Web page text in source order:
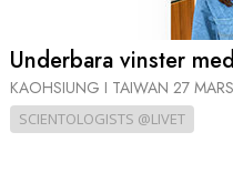
Underbara vinster
KAOHSIUNG I TAIWAN 27
SCIENTOLOGISTS @LIVET